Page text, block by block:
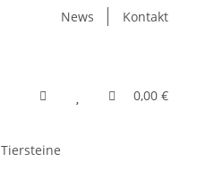
News Kontakt
0,00 €
Tiersteine